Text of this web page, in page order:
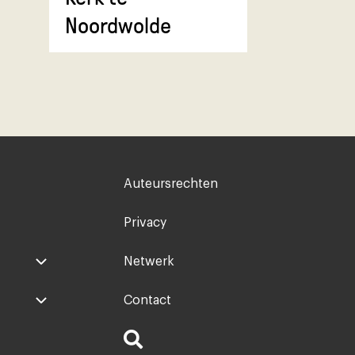
Noordwolde
Voet
Auteursrechten
Privacy
Netwerk
Contact